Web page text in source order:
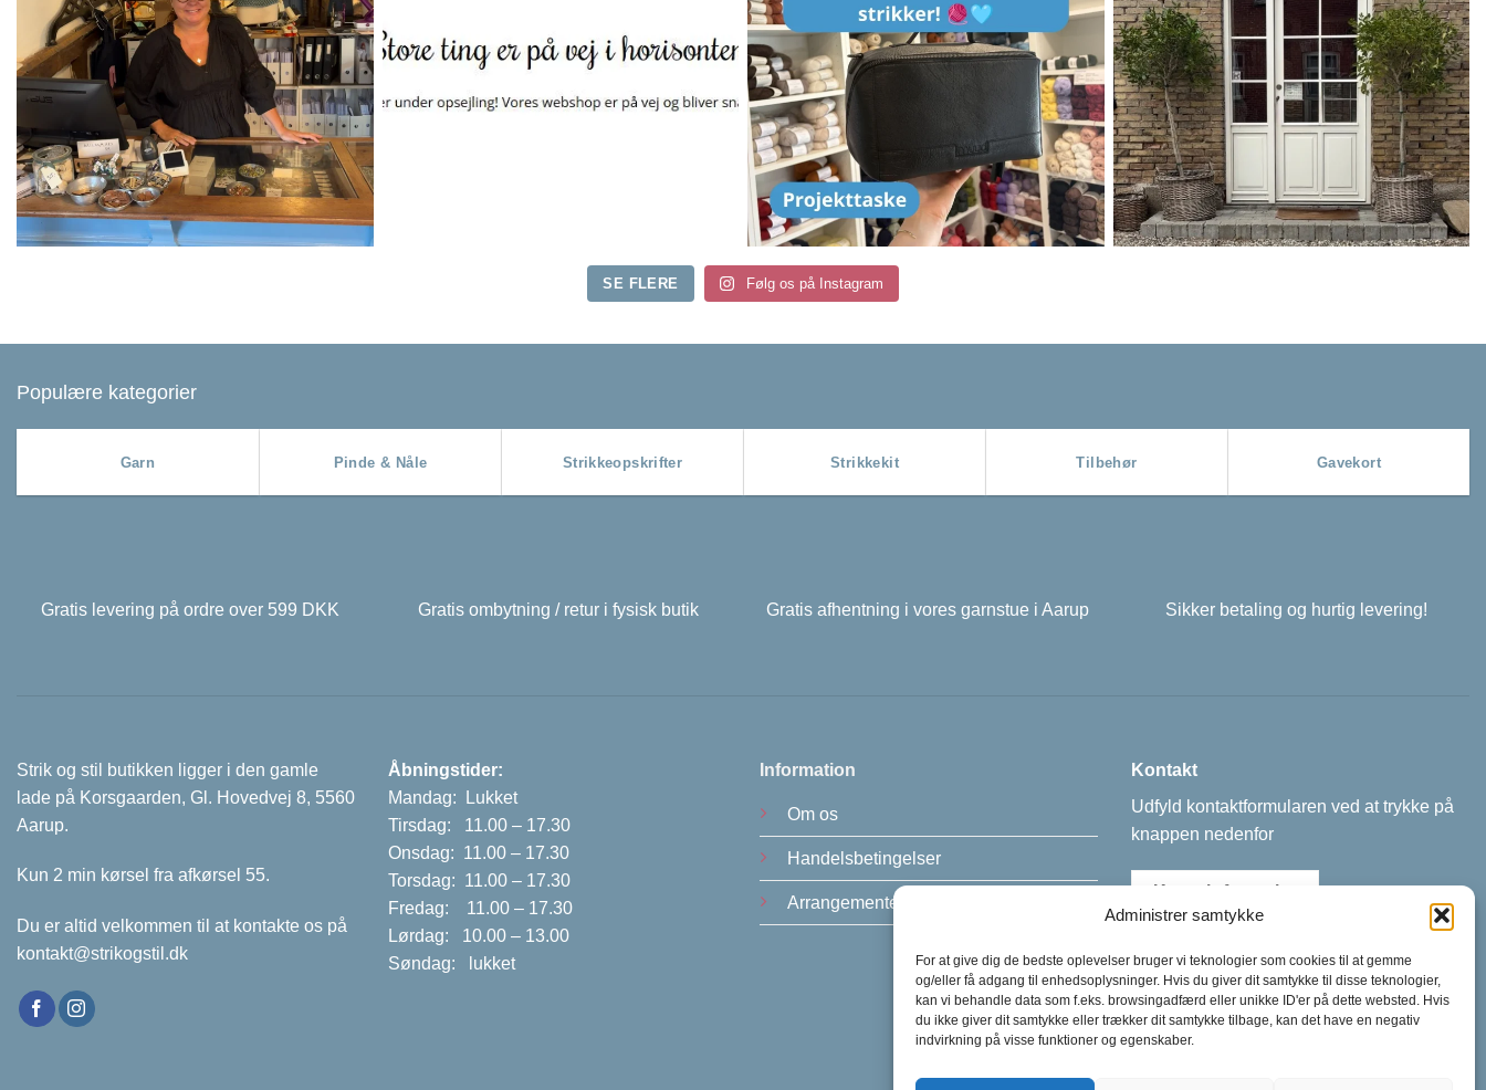
Administrer samtykke
For at give dig de bedste oplevelser bruger vi teknologier som cookies til at gemme
og/eller få adgang til enhedsoplysninger. Hvis du giver dit samtykke til disse teknologier,
kan vi behandle data som f.eks. browsingadfærd eller unikke ID'er på dette websted. Hvis
du ikke giver dit samtykke eller trækker dit samtykke tilbage, kan det have en negativ
indvirkning på visse funktioner og egenskaber.
SE FLERE Følg os på Instagram
Populære kategorier
Garn Pinde & Nåle Strikkeopskrifter Strikkekit Tilbehør Gavekort
Gratis levering på ordre over 599 DKK Gratis ombytning / retur i fysisk butik Gratis afhentning i vores garnstue i Aarup Sikker betaling og hurtig levering!
Strik og stil butikken ligger i den gamle
lade på Korsgaarden, Gl. Hovedvej 8, 5560
Aarup.
Kun 2 min kørsel fra afkørsel 55.
Du er altid velkommen til at kontakte os på
kontakt@strikogstil.dk
Åbningstider:
Mandag: Lukket
Tirsdag: 11.00 – 17.30
Onsdag: 11.00 – 17.30
Torsdag: 11.00 – 17.30
Fredag: 11.00 – 17.30
Lørdag: 10.00 – 13.00
Søndag: lukket
Information
Om os
Handelsbetingelser
Arrangementer
Kontakt
Udfyld kontaktformularen ved at trykke på
knappen nedenfor
Kontaktformular